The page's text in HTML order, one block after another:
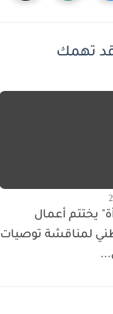
تهمك
يختتم أعمال
لمناقشة توصيات